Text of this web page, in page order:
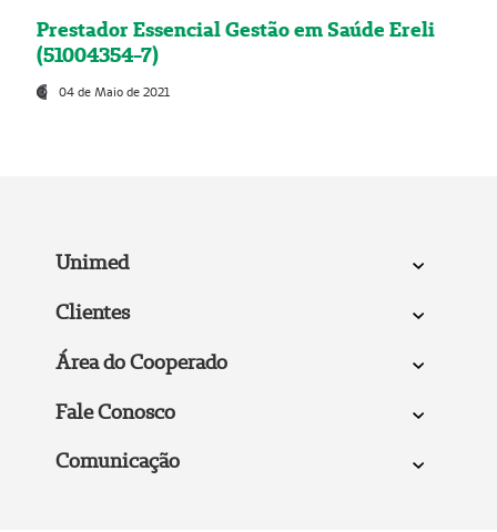
Prestador Essencial Gestão em Saúde Ereli
(51004354-7)
04 de Maio de 2021
Unimed
Clientes
Área do Cooperado
Fale Conosco
Comunicação